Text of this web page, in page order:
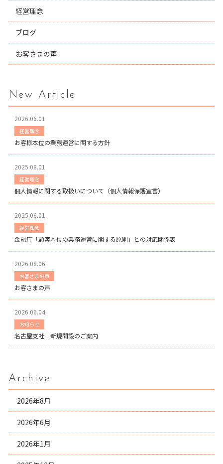
経営理念
ブログ
お客さまの声
New Article
2026.06.01
経営理念
お客様本位の業務運営に関する方針
2025.08.01
経営理念
個人情報に関する取扱いについて（個人情報保護宣言）
2025.06.01
経営理念
金融庁「顧客本位の業務運営に関する原則」との対応関係表
2026.08.06
お客さまの声
お客さまの声
2026.06.04
お知らせ
名古屋支社 新規開設のご案内
Archive
2026年8月
2026年6月
2026年1月